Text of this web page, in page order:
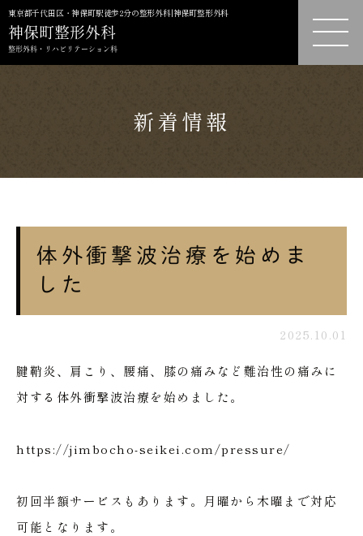
東京都千代田区・神保町駅徒歩2分の整形外科|神保町整形外科
新着情報
体外衝撃波治療を始めま
した
2025.10.01
腱鞘炎、肩こり、腰痛、膝の痛みなど難治性の痛みに
対する体外衝撃波治療を始めました。
https://jimbocho-seikei.com/pressure/
初回半額サービスもあります。月曜から木曜まで対応
可能となります。